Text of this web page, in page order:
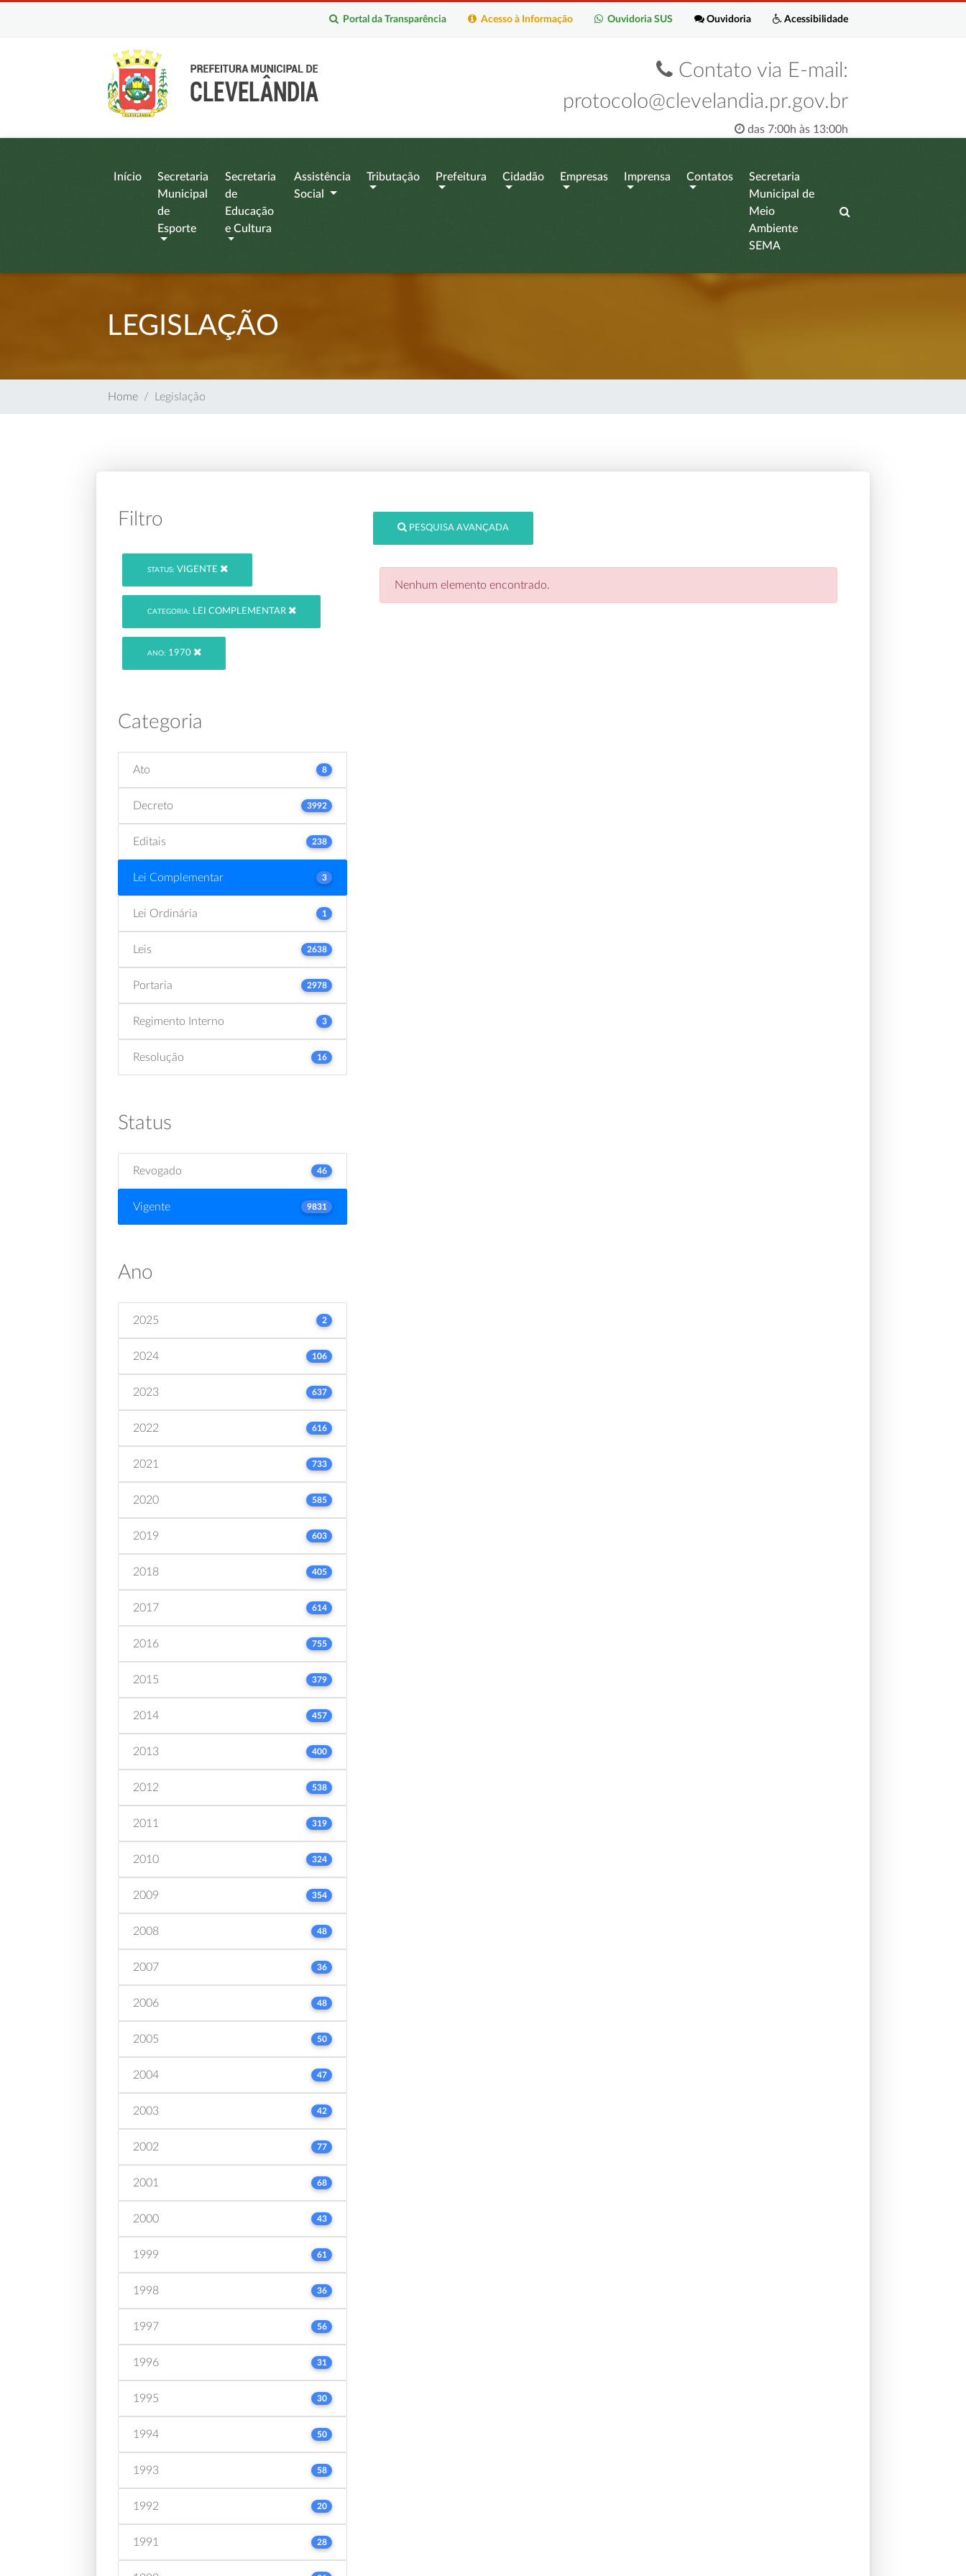
Acessibilidade
Ouvidoria
Ouvidoria SUS
Acesso à Informação
Portal da Transparência
Contato via E-mail:
protocolo@clevelandia.pr.gov.br
das 7:00h às 13:00h
Início
Secretaria
Municipal
de
Esporte
Secretaria
de
Educação
e Cultura
Assistência
Social
Tributação Prefeitura Cidadão Empresas Imprensa Contatos
Secretaria
Municipal de
Meio
Ambiente
SEMA
LEGISLAÇÃO
Home Legislação
Filtro
STATUS: VIGENTE
CATEGORIA: LEI COMPLEMENTAR
ANO: 1970
Categoria
Ato 8
Decreto 3992
Editais 238
Lei Complementar 3
Lei Ordinária 1
Leis 2638
Portaria 2978
Regimento Interno 3
Resolução 16
Status
Revogado 46
Vigente 9831
Ano
2025 2
2024 106
2023 637
2022 616
2021 733
2020 585
2019 603
2018 405
2017 614
2016 755
2015 379
2014 457
2013 400
2012 538
2011 319
2010 324
2009 354
2008 48
2007 36
2006 48
2005 50
2004 47
2003 42
2002 77
2001 68
2000 43
1999 61
1998 36
1997 56
1996 31
1995 30
1994 50
1993 58
1992 20
1991 28
PESQUISA AVANÇADA
Nenhum elemento encontrado.